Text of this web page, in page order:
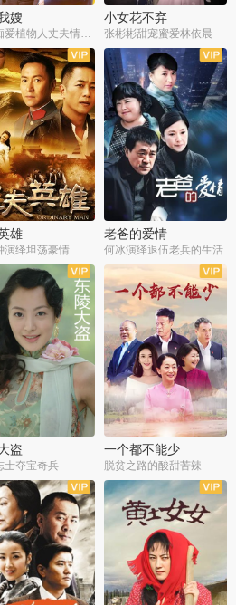
嫂
女子痴爱植物人丈夫情定一生
小女花不弃
张彬彬甜宠蜜爱林依晨
雄
演绎坦荡豪情
全32集
老爸的爱情
何冰演绎退伍老兵的生活
盗
士夺宝奇兵
全36集
一个都不能少
脱贫之路的酸甜苦辣
全23集